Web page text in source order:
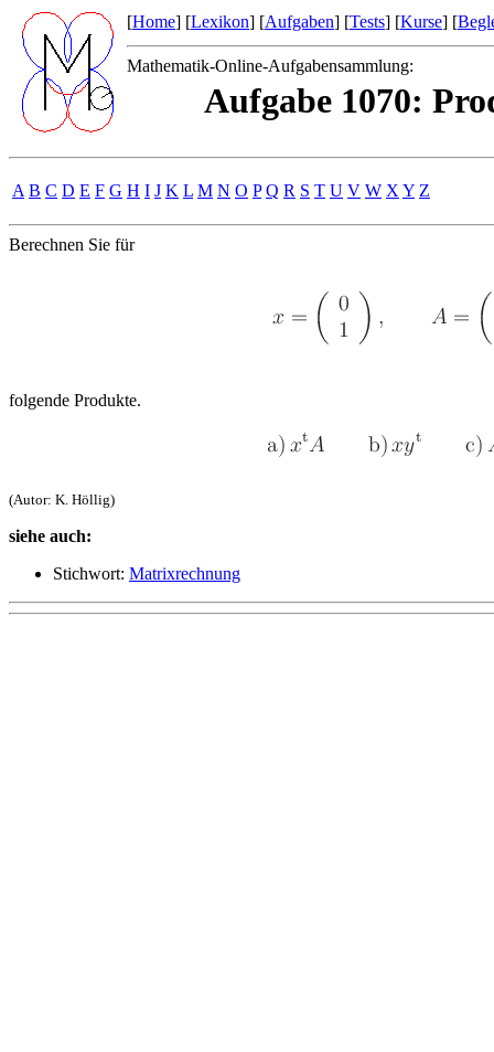
[Home] [Lexikon] [Aufgaben] [Tests] [Kurse] [
Mathematik-Online-Aufgabensammlung:
Aufgabe 1070:
A B C D E F G H I J K L M N O P Q R S T U V W X Y Z
Berechnen Sie für
folgende Produkte.
(Autor: K. Höllig)
siehe auch:
Stichwort: Matrixrechnung